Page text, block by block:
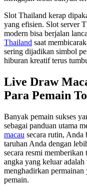
Slot Thailand kerap
yang efisien. Slot server
modern bisa berjalan
Thailand saat
sering dijadikan simbol
hiburan kreatif terus
Live Draw
Para Pemain
Banyak pemain sukses
sebagai panduan utama
macau secara rutin, Anda
taruhan Anda dengan
secara resmi memberikan
angka yang keluar
menghadirkan
pemain.